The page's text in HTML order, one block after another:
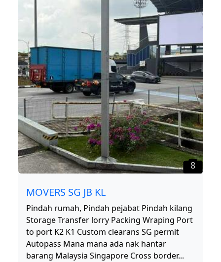
8
MOVERS SG JB KL
Pindah rumah, Pindah pejabat Pindah kilang
Storage Transfer lorry Packing Wraping Port
to port K2 K1 Custom clearans SG permit
Autopass Mana mana ada nak hantar
barang Malaysia Singapore Cross border...